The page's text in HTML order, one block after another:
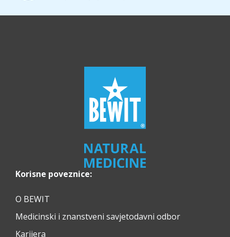
Korisne poveznice:
O BEWIT
Medicinski i znanstveni savjetodavni odbor
Karijera